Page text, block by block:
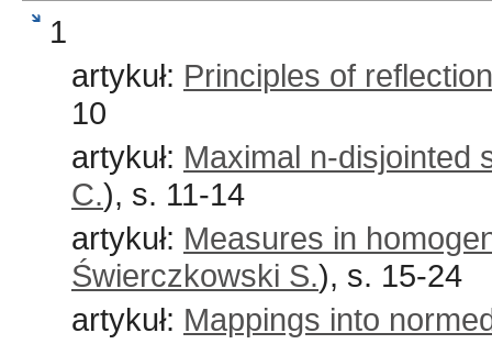
1
artykuł: Principles of
10
artykuł: Maximal n-disjointed
C.), s. 11-14
artykuł: Measures in
Świerczkowski S.), s. 15-24
artykuł: Mappings into